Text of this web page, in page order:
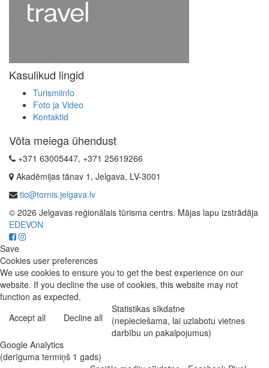
Kasulikud lingid
Turismiinfo
Foto ja Video
Kontaktid
Võta meiega ühendust
+371 63005447, +371 25619266
Akadēmijas tänav 1, Jelgava, LV-3001
tic@tornis.jelgava.lv
© 2026 Jelgavas reģionālais tūrisma centrs. Mājas lapu izstrādāja
EDEVON
Save
Cookies user preferences
We use cookies to ensure you to get the best experience on our
website. If you decline the use of cookies, this website may not
function as expected.
Accept all
Decline all
Statistikas sīkdatne
(nepieciešama, lai uzlabotu vietnes
darbību un pakalpojumus)
Google Analytics
(derīguma termiņš 1 gads)